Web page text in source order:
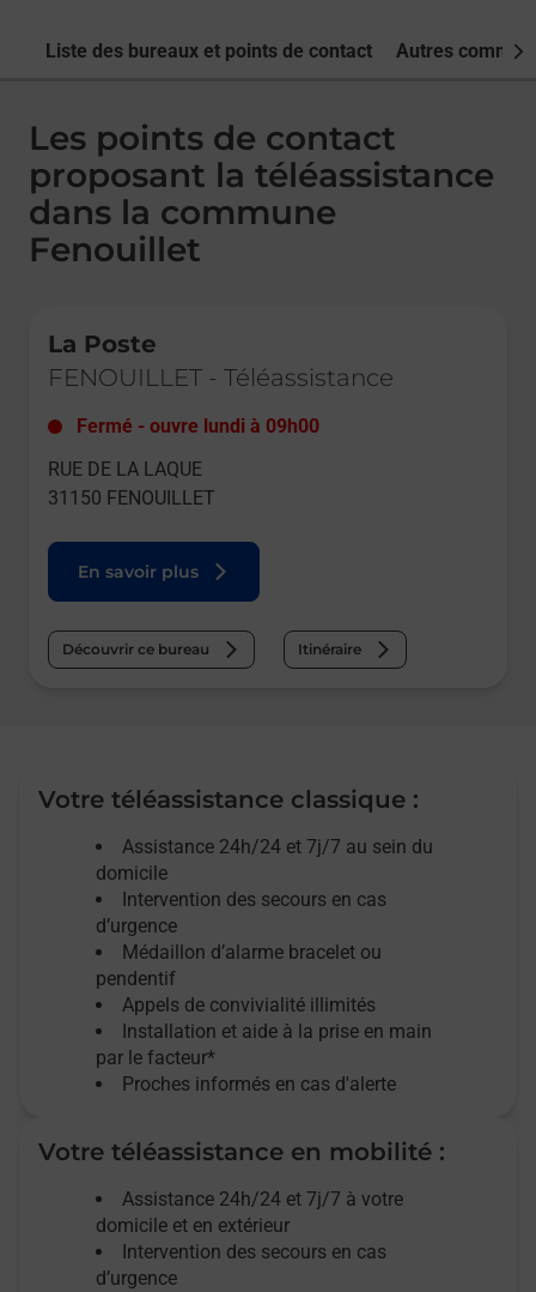
Liste des bureaux et points de contact Autres
Les points de contact
proposant la téléassistance
dans la commune
Fenouillet
La Poste
FENOUILLET - Téléassistance
Fermé - ouvre lundi à 09h00
RUE DE LA LAQUE
31150 FENOUILLET
En savoir plus
Découvrir ce bureau Itinéraire
Votre téléassistance classique :
Assistance 24h/24 et 7j/7 au sein du
domicile
Intervention des secours en cas
d’urgence
Médaillon d’alarme bracelet ou
pendentif
Appels de convivialité illimités
Installation et aide à la prise en main
par le facteur*
Proches informés en cas d'alerte
Votre téléassistance en mobilité :
Assistance 24h/24 et 7j/7 à votre
domicile et en extérieur
Intervention des secours en cas
d’urgence